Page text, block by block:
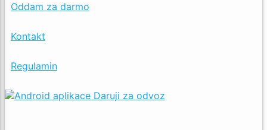
Oddam za darmo
Kontakt
Regulamin